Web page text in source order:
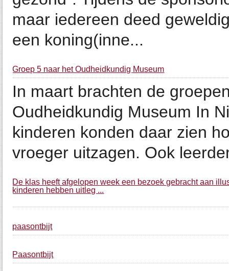
maar iedereen deed
een koning(inne...
Groep 5 naar het Oudheidkundig Museum
In maart brachten de
Oudheidkundig Museum In
kinderen konden daar zien
vroeger uitzagen. Ook
De klas heeft afgelopen week een bezoek gebracht aan
kinderen hebben uitleg ...
paasontbijt
Paasontbijt